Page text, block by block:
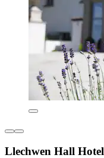
Llechwen Hall Hotel